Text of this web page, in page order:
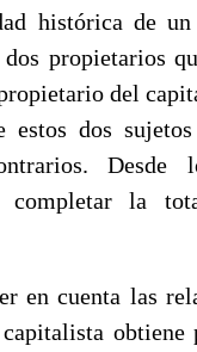
histórica de
propietarios
del
dos sujetos
completar la
en cuenta las
obtiene